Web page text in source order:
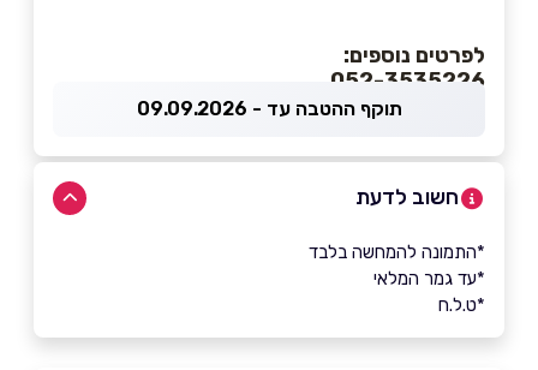
לפרטים נוספים:
052-3535226
תוקף ההטבה עד - 09.09.2026
חשוב לדעת
*התמונה להמחשה בלבד
*עד גמר המלאי
*ט.ל.ח